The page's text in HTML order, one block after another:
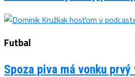
Futbal
Spoza piva má vonku